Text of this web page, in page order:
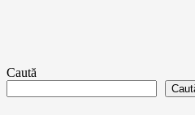
Caută